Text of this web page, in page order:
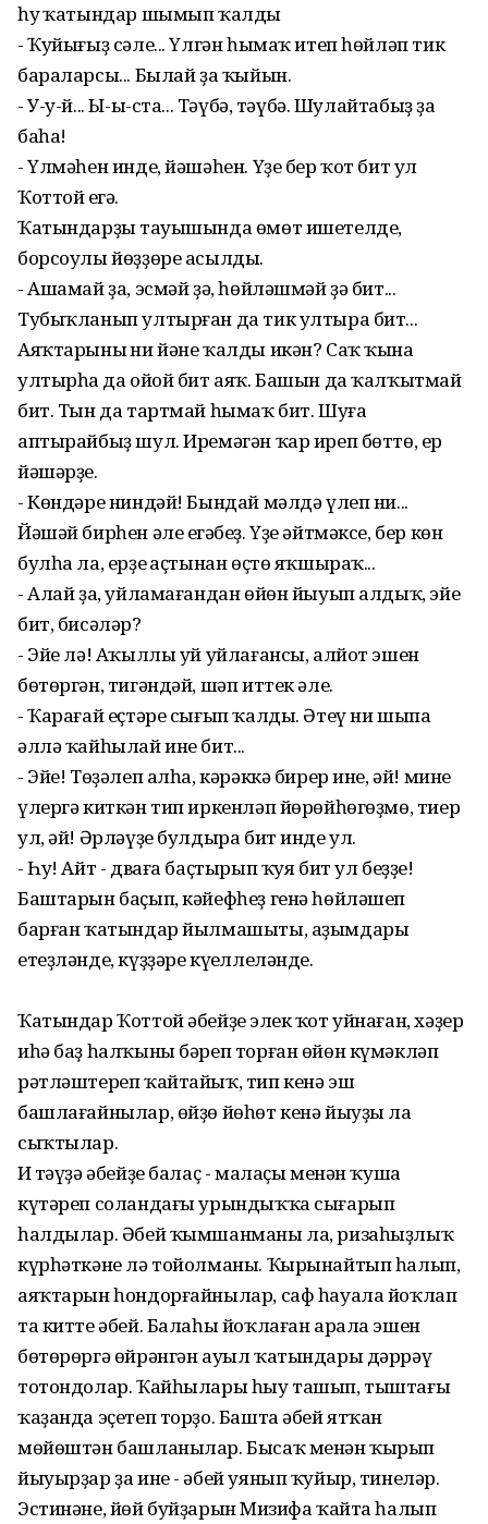
һуң ҡатындар шымып ҡалды
- Ҡуйығыҙ сәле... Үлгән һымаҡ итеп һөйләп тик
бараларсы... Былай ҙа ҡыйын.
- У-у-й... Ы-ы-ста... Тәүбә, тәүбә. Шулайтабыҙ ҙа
баһа!
- Үлмәһен инде, йәшәһен. Үҙе бер ҡот бит ул
Ҡоттой еңгә.
Ҡатындарҙың тауышында өмөт ишетелде,
борсоулы йөҙҙөре асылды.
- Ашамай ҙа, эсмәй ҙә, һөйләшмәй ҙә бит...
Тубыҡланып ултырған да тик ултыра бит...
Аяҡтарының ни йәне ҡалды икән? Саҡ ҡына
ултырһаң да ойой бит аяҡ. Башын да ҡалҡытмай
бит. Тын да тартмай һымаҡ бит. Шуға
аптырайбыҙ шул. Иремәгән ҡар иреп бөттө, ер
йәшәрҙе.
- Көндәре ниндәй! Бындай мәлдә үлеп ни...
Йәшәй бирһен әле еңгәбеҙ. Үҙе әйтмәксе, бер көн
булһа ла, ерҙең аҫтынан өҫтө яҡшыраҡ...
- Алай ҙа, уйламағандан өйөн йыуып алдыҡ, эйе
бит, бисәләр?
- Эйе лә! Аҡыллы уй уйлағансы, алйот эшен
бөтөргән, тигәндәй, шәп иттек әле.
- Ҡарағай еҫтәре сығып ҡалды. Әтеү ни шыпа
әллә ҡайһылай ине бит...
- Эйе! Төҙәлеп алһа, кәрәккә бирер ине, әй! мине
үлергә киткән тип иркенләп йөрөйһөгөҙмө, тиер
ул, әй! Әрләүҙе булдыра бит инде ул.
- Һу! Айт - дваға баҫтырып ҡуя бит ул беҙҙе!
Баштарын баҫып, кәйефһеҙ генә һөйләшеп
барған ҡатындар йылмашыты, аҙымдары
етеҙләнде, күҙҙәре күңеллеләнде.
Ҡатындар Ҡоттой әбейҙең элек ҡот уйнаған, хәҙер
иһә баҙ һалҡыны бәреп торған өйөн күмәкләп
рәтләштереп ҡайтайыҡ, тип кенә эш
башлағайнылар, өйҙө йөһөт кенә йыуҙы ла
сыҡтылар.
Иң тәүҙә әбейҙе балаҫ - малаҫы менән ҡуша
күтәреп соландағы урындыҡҡа сығарып
һалдылар. Әбей ҡымшанманы ла, ризаһыҙлыҡ
күрһәткәне лә тойолманы. Ҡырынайтып һалып,
аяҡтарын һондорғайнылар, саф һауала йоҡлап
та китте әбей. Балаһы йоҡлаған арала эшен
бөтөрөргә өйрәнгән ауыл ҡатындары дәррәү
тотондолар. Ҡайһылары һыу ташып, тыштағы
ҡаҙанда эҫетеп торҙо. Башта әбей ятҡан
мөйөштән башланылар. Бысаҡ менән ҡырып
йыуырҙар ҙа ине - әбей уянып ҡуйыр, тинеләр.
Эстинәне, йөй буйҙарын Миңзифа ҡайта һалып